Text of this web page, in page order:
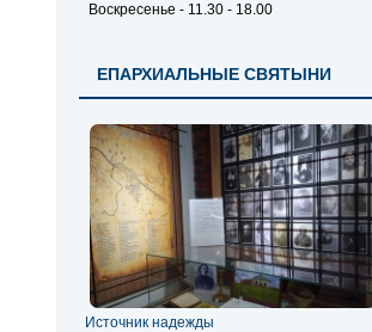
Воскресенье - 11.30 - 18.00
ЕПАРХИАЛЬНЫЕ СВЯТЫНИ
Источник надежды